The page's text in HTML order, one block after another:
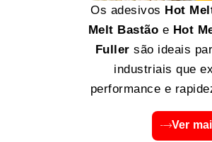
Os adesivos Hot
Melt Bastão e Hot
Fuller são ideais
industriais que
performance e
Ver